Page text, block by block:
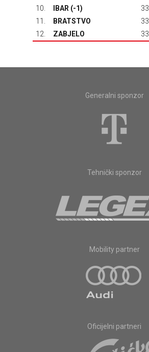
10.
IBAR (-1) 33
11.
BRATSTVO 33
12.
ZABJELO 33
Generalni sponzor
Tehnički sponzor
Mobility partner
Oficijelni partneri